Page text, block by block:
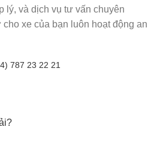
lý, và dịch vụ tư vấn chuyên
xe của bạn luôn hoạt động an
787 23 22 21